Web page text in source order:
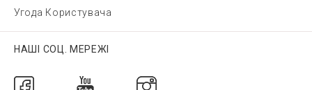
Угода Користувача
НАШІ СОЦ. МЕРЕЖІ